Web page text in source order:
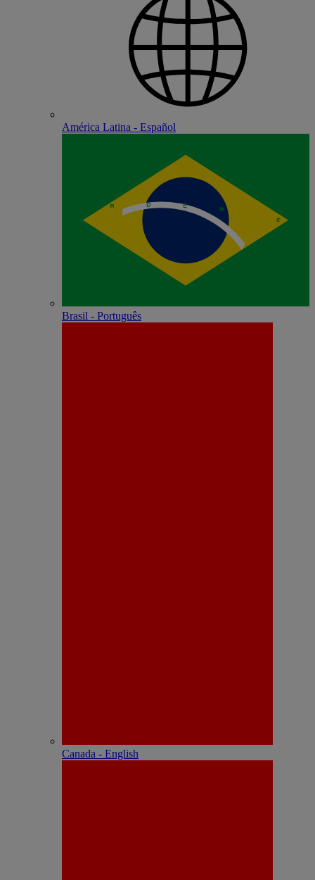
América Latina - Español
Brasil - Português
Canada - English